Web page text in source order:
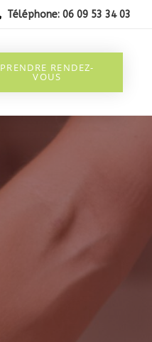
Téléphone: 06 09 53 34 03
PRENDRE RENDEZ-
VOUS